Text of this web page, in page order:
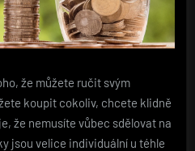
že můžete ručit svým
koupit cokoliv, chcete klidně
že nemusíte vůbec sdělovat na
jsou velice individuální u téhle